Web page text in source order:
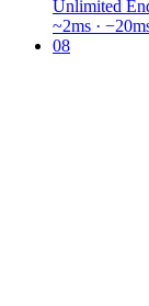
Unlimited
~2ms ·
08